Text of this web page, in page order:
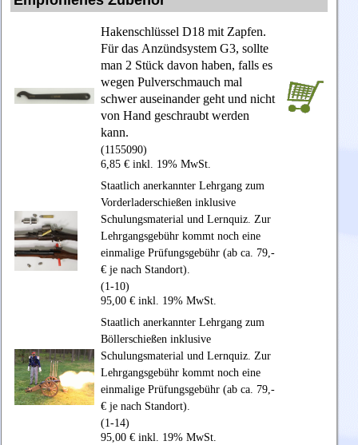
Hakenschlüssel D18 mit Zapfen.
Für das Anzündsystem G3, sollte
man 2 Stück davon haben, falls es
wegen Pulverschmauch mal
schwer auseinander geht und nicht
von Hand geschraubt werden
kann.
(1155090)
6,85 € inkl. 19% MwSt.
Staatlich anerkannter Lehrgang zum
Vorderladerschießen inklusive
Schulungsmaterial und Lernquiz. Zur
Lehrgangsgebühr kommt noch eine
einmalige Prüfungsgebühr (ab ca. 79,-
€ je nach Standort).
(1-10)
95,00 € inkl. 19% MwSt.
Staatlich anerkannter Lehrgang zum
Böllerschießen inklusive
Schulungsmaterial und Lernquiz. Zur
Lehrgangsgebühr kommt noch eine
einmalige Prüfungsgebühr (ab ca. 79,-
€ je nach Standort).
(1-14)
95,00 € inkl. 19% MwSt.